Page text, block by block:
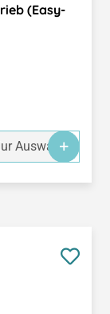
(Easy-
Auswahl